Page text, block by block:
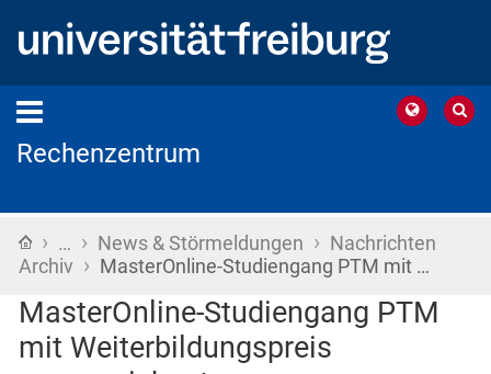
Rechenzentrum
Startseite
› … › News & Störmeldungen › Nachrichten
Archiv › MasterOnline-Studiengang PTM mit …
MasterOnline-Studiengang PTM
mit Weiterbildungspreis